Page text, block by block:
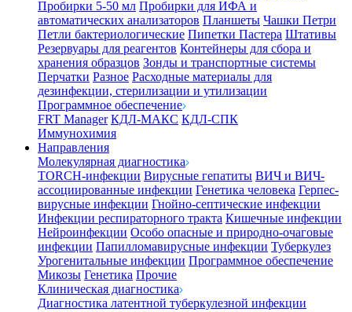
Пробирки 5-50 мл Пробирки для ИФА и
автоматических анализаторов Планшеты Чашки Петри
Петли бактериологические Пипетки Пастера Штативы
Резервуары для реагентов Контейнеры для сбора и
хранения образцов Зонды и транспортные системы
Перчатки Разное Расходные материалы для
дезинфекции, стерилизации и утилизации
Программное обеспечение
FRT Manager КДЛ-МАКС КДЛ-СПК
Иммунохимия
Направления
Молекулярная диагностика
TORCH-инфекции Вирусные гепатиты ВИЧ и ВИЧ-
ассоциированные инфекции Генетика человека Герпес-
вирусные инфекции Гнойно-септические инфекции
Инфекции респираторного тракта Кишечные инфекции
Нейроинфекции Особо опасные и природно-очаговые
инфекции Папилломавирусные инфекции Туберкулез
Урогенитальные инфекции Программное обеспечение
Микозы Генетика Прочие
Клиническая диагностика
Диагностика латентной туберкулезной инфекции